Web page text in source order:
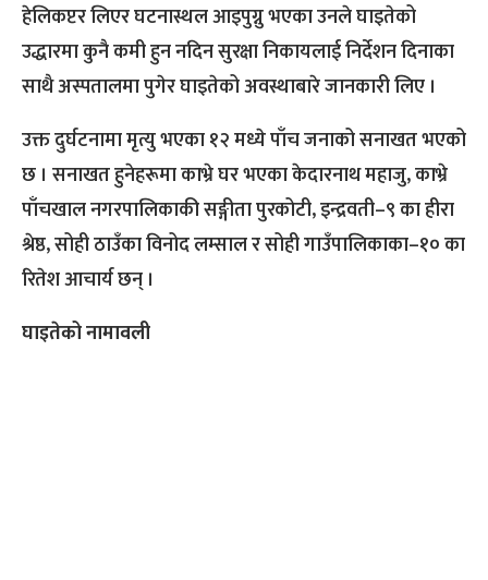
हेलिकप्टर लिएर घटनास्थल आइपुग्नु भएका उनले घाइतेको
उद्धारमा कुनै कमी हुन नदिन सुरक्षा निकायलाई निर्देशन दिनाका
साथै अस्पतालमा पुगेर घाइतेको अवस्थाबारे जानकारी लिए ।
उक्त दुर्घटनामा मृत्यु भएका १२ मध्ये पाँच जनाको सनाखत भएको
छ । सनाखत हुनेहरूमा काभ्रे घर भएका केदारनाथ महाजु, काभ्रे
पाँचखाल नगरपालिकाकी सङ्गीता पुरकोटी, इन्द्रवती–९ का हीरा
श्रेष्ठ, सोही ठाउँका विनोद लम्साल र सोही गाउँपालिकाका–१० का
रितेश आचार्य छन् ।
घाइतेको नामावली